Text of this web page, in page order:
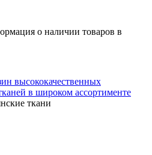
о наличии товаров в
ткани